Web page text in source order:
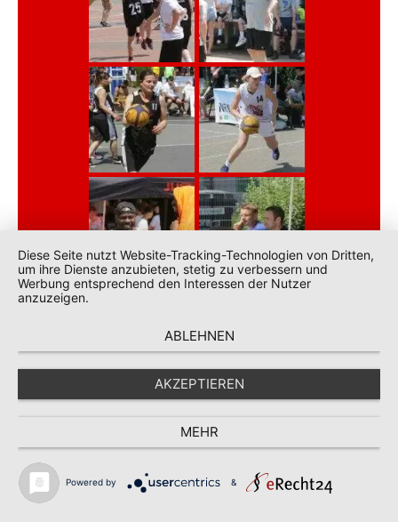
Diese Seite nutzt Website-Tracking-Technologien von Dritten,
um ihre Dienste anzubieten, stetig zu verbessern und
Werbung entsprechend den Interessen der Nutzer
anzuzeigen.
ABLEHNEN
AKZEPTIEREN
MEHR
Powered by &